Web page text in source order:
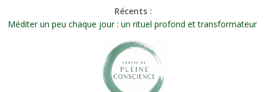
Récents :
Méditer un peu chaque jour : un rituel profond et transformateur
Célébrer la Vie jusque dans les petites actions
Quand on n’arrive plus à agir : et si ce n’était pas un manque de
Une attention consciente d’elle-même, non dirigée par le mental